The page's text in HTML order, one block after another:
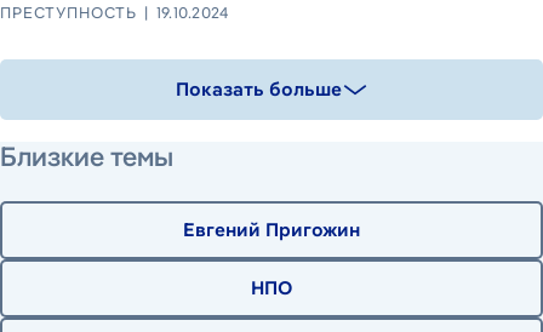
ПРЕСТУПНОСТЬ 19.10.2024
Показать больше
Близкие темы
Евгений Пригожин
НПО